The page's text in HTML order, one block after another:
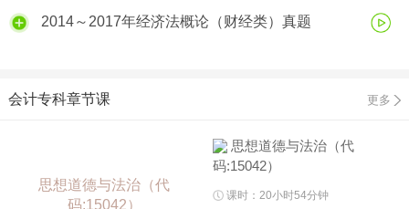
2014～2017年经济法概论（财经类）真题
会计专科章节课 更多
思想道德与法治（代
码:15042）
思想道德与法治（代
码:15042）
课时：20小时54分钟